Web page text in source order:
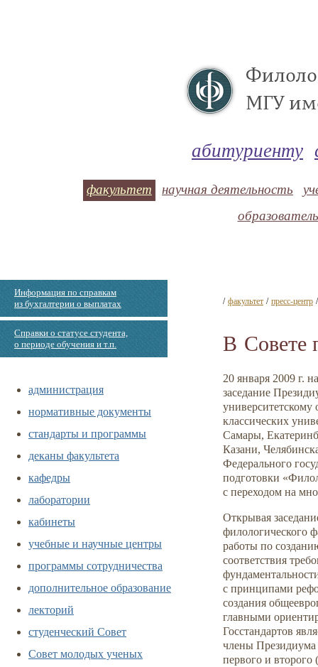
абитуриенту
факультет научная деятельность
Информация по справкам
из бухгалтерии о выплатах
Справки о статусе студента,
о периоде обучения и т.п.
администрация
нормативные документы
стандарты и программы
деканы факультета
кафедры
лаборатории
кабинеты
учебные и научные центры
программы сотрудничества
дополнительное образование
лекторий
студенческий Совет
Совет молодых ученых
/ факультет / пресс-центр
В Совете
20 января 2009 г.
заседание
университетскому
классических
Самары,
Казани,
Федерального
подготовки
с переходом на
Открывая
филологического
работы по
соответствия
с принципами
создания
главными
Госстандартов
члены Президиума
первого и